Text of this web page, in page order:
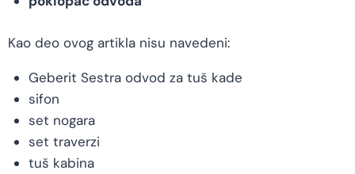
Kao deo ovog artikla nisu navedeni:
Geberit Sestra odvod za tuš kade
sifon
set nogara
set traverzi
tuš kabina